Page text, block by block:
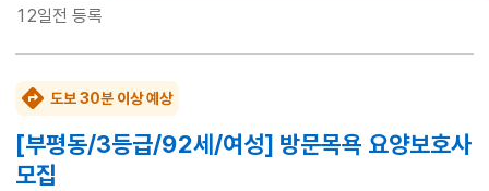
12일전 등록
도보 30분 이상 예상
[부평동/3등급/92세/여성] 방문목욕 요양보호사
모집